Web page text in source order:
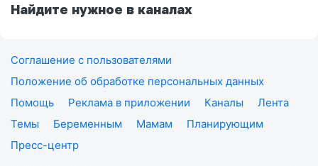
Найдите нужное в каналах
Соглашение с пользователями
Положение об обработке персональных данных
Помощь
Реклама в приложении Каналы
Лента
Темы
Беременным Мамам
Планирующим
Пресс-центр